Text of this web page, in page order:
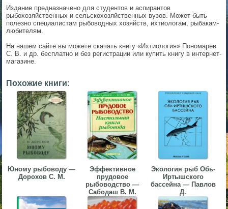
Издание предназначено для студентов и аспирантов
рыбохозяйственных и сельскохозяйственных вузов. Может быть
полезно специалистам рыбоводных хозяйств, ихтиологам, рыбакам-
любителям.
На нашем сайте вы можете скачать книгу «Ихтиология» Пономарев
С. В. и др. бесплатно и без регистрации или купить книгу в интернет-
магазине.
Похожие книги:
Юному рыбоводу —
Дорохов С. М.
Эффективное
прудовое
рыбоводство —
Сабодаш В. М.
Экология рыб Обь-
Иртышского
бассейна — Павлов
Д.
▼
▼
▼
▼